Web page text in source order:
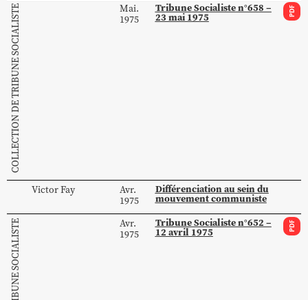
COLLECTION DE TRIBUNE SOCIALISTE
Mai.
1975
Tribune Socialiste n°658 –
23 mai 1975 PDF
VictorFay
Avr.
1975
Différenciation au sein du
mouvement communiste
Avr.
1975
Tribune Socialiste n°652 –
12 avril 1975 PDF